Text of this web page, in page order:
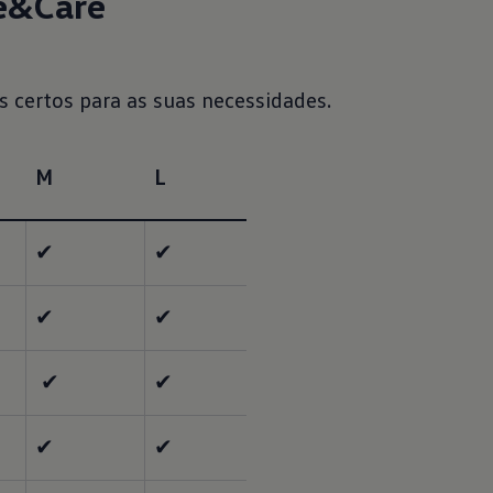
M L
✔ ✔
✔ ✔
✔ ✔
✔ ✔